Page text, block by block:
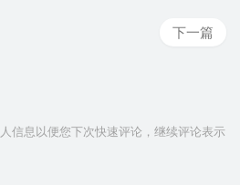
下一篇
信息以便您下次快速评论，继续评论表示